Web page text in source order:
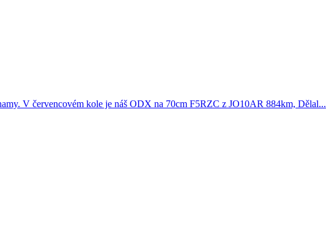
V červencovém kole je náš ODX na 70cm F5RZC z JO10AR 884km, Dělal...